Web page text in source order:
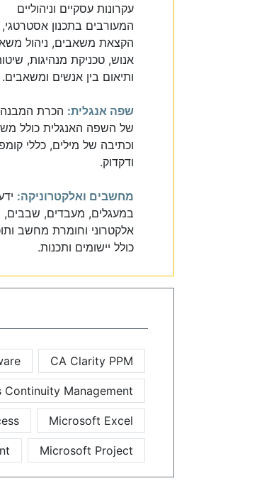
עקרונות עסקיים וניהוליים
המעורבים בתכנון אסטרטגי,
הקצאת משאבים, ניהול
אנוש, טכניקת מנהיגות,
ותיאום בין אנשים ומשאבים.
שפה אנגלית: הכרת המבנה
של השפה האנגלית כולל
וכתיבה של מילים, כללי
ודקדוק.
מחשבים ואלקטרוניקה:
במעגלים, מעבדים, שבבים,
אלקטרוני וחומרת מחשב
כולל יישומים ותכנות.
CA Clarity PPM
Continuity Management
Microsoft Excel
Microsoft Project